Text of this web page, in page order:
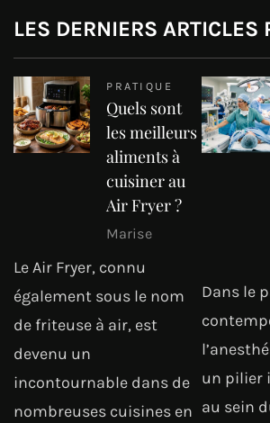
LES DERNIERS ARTICLES
PRATIQUE
Quels sont
les meilleurs
aliments à
cuisiner au
Air Fryer ?
Marise
Le Air Fryer, connu
également sous le nom
de friteuse à air, est
devenu un
incontournable dans de
nombreuses cuisines en
Dans le
un pilier
au sein